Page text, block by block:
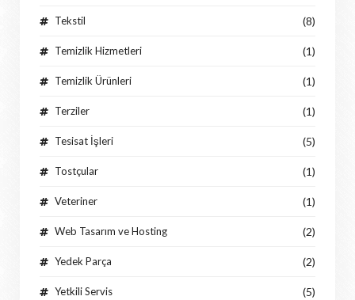
Tekstil (8)
Temizlik Hizmetleri (1)
Temizlik Ürünleri (1)
Terziler (1)
Tesisat İşleri (5)
Tostçular (1)
Veteriner (1)
Web Tasarım ve Hosting (2)
Yedek Parça (2)
Yetkili Servis (5)